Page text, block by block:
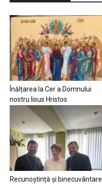
Înălțarea la Cer a Domnului
nostru Iisus Hristos
Recunoștință și binecuvântare